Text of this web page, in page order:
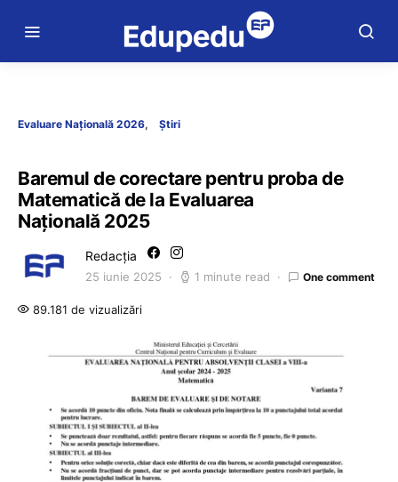
Evaluare Națională 2026 Știri
Baremul de corectare pentru proba de
Matematică de la Evaluarea
Națională 2025
Redacția
25 iunie 2025 1 minute read One comment
89.181 de vizualizări